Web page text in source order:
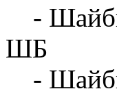
-
ШБ
-